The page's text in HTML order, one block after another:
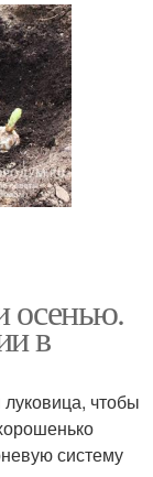
осенью.
в
чтобы
систему